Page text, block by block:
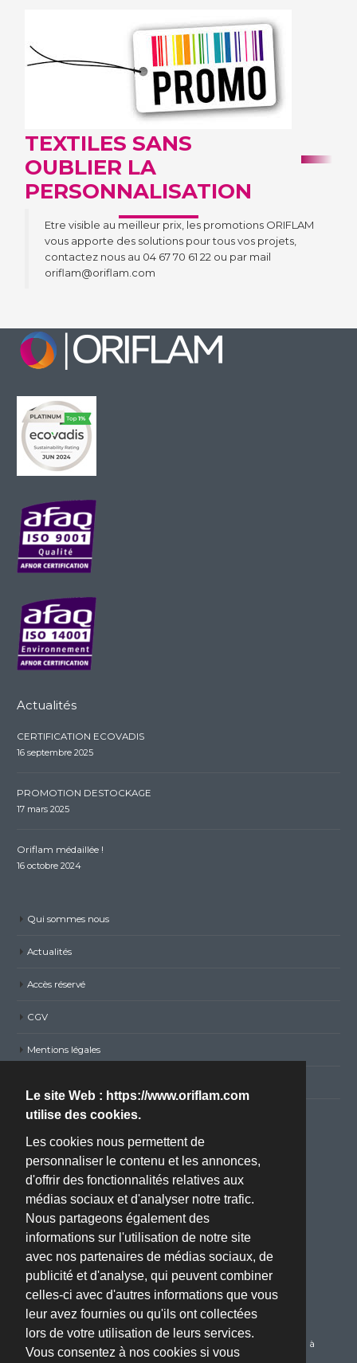
Le site Web : https://www.oriflam.com
utilise des cookies.
Les cookies nous permettent de
personnaliser le contenu et les annonces,
d'offrir des fonctionnalités relatives aux
médias sociaux et d'analyser notre trafic.
Nous partageons également des
informations sur l'utilisation de notre site
avec nos partenaires de médias sociaux, de
publicité et d'analyse, qui peuvent combiner
celles-ci avec d'autres informations que vous
leur avez fournies ou qu'ils ont collectées
lors de votre utilisation de leurs services.
Vous consentez à nos cookies si vous
DES PROMOTIONS
TEXTILES SANS
OUBLIER LA
PERSONNALISATION
Etre visible au meilleur prix, les promotions ORIFLAM
vous apporte des solutions pour tous vos projets,
contactez nous au 04 67 70 61 22 ou par mail
oriflam@oriflam.com
Actualités
CERTIFICATION ECOVADIS
16 septembre 2025
PROMOTION DESTOCKAGE
17 mars 2025
Oriflam médaillée !
16 octobre 2024
Qui sommes nous
Actualités
Accès réservé
CGV
Mentions légales
Nous contacter
Adresse :
ZA BOISSIERE - Avenue de l'Industrie - 34820 TEYRAN
(Montpellier, 34)
Téléphone :
04 67 70 61 22
Email :
oriflam@oriflam.com
Du Lundi au Jeudi de 08h00 à 17h00 le Vendredi de 08h00 à